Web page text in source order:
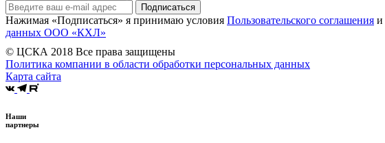
Подписаться
Нажимая «Подписаться» я принимаю условия Пользовательского соглашения и
данных ООО «КХЛ»
© ЦСКА 2018 Все права защищены
Политика компании в области обработки персональных данных
Карта сайта
Наши
партнеры